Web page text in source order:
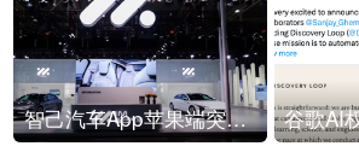
智己汽车App苹果端突然“下架”